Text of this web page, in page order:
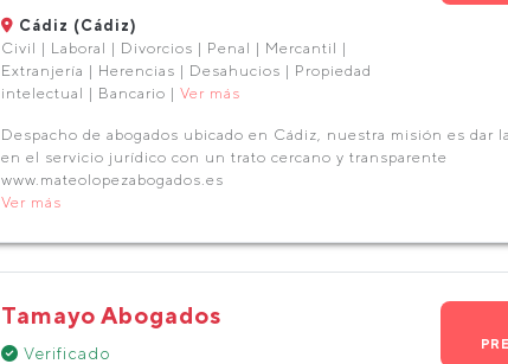
Cádiz (Cádiz)
Civil | Laboral | Divorcios | Penal | Mercantil |
Extranjería | Herencias | Desahucios | Propiedad
intelectual | Bancario | Ver más
Despacho de abogados ubicado en Cádiz, nuestra misión es dar
en el servicio jurídico con un trato cercano y transparente
www.mateolopezabogados.es
Ver más
Tamayo Abogados
Verificado